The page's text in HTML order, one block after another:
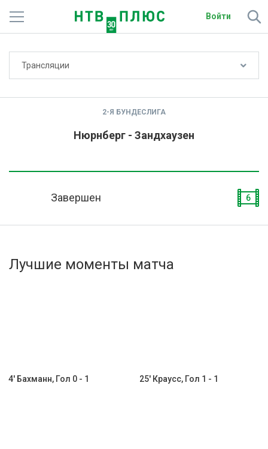
Войти
Активировать промокод
Трансляции
2-Я БУНДЕСЛИГА
Нюрнберг - Зандхаузен
Завершен 6
Лучшие моменты матча
4' Бахманн, Гол 0 - 1 25' Краусс, Гол 1 - 1